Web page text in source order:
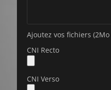
Ajoutez vos fichiers
CNI Recto
CNI Verso